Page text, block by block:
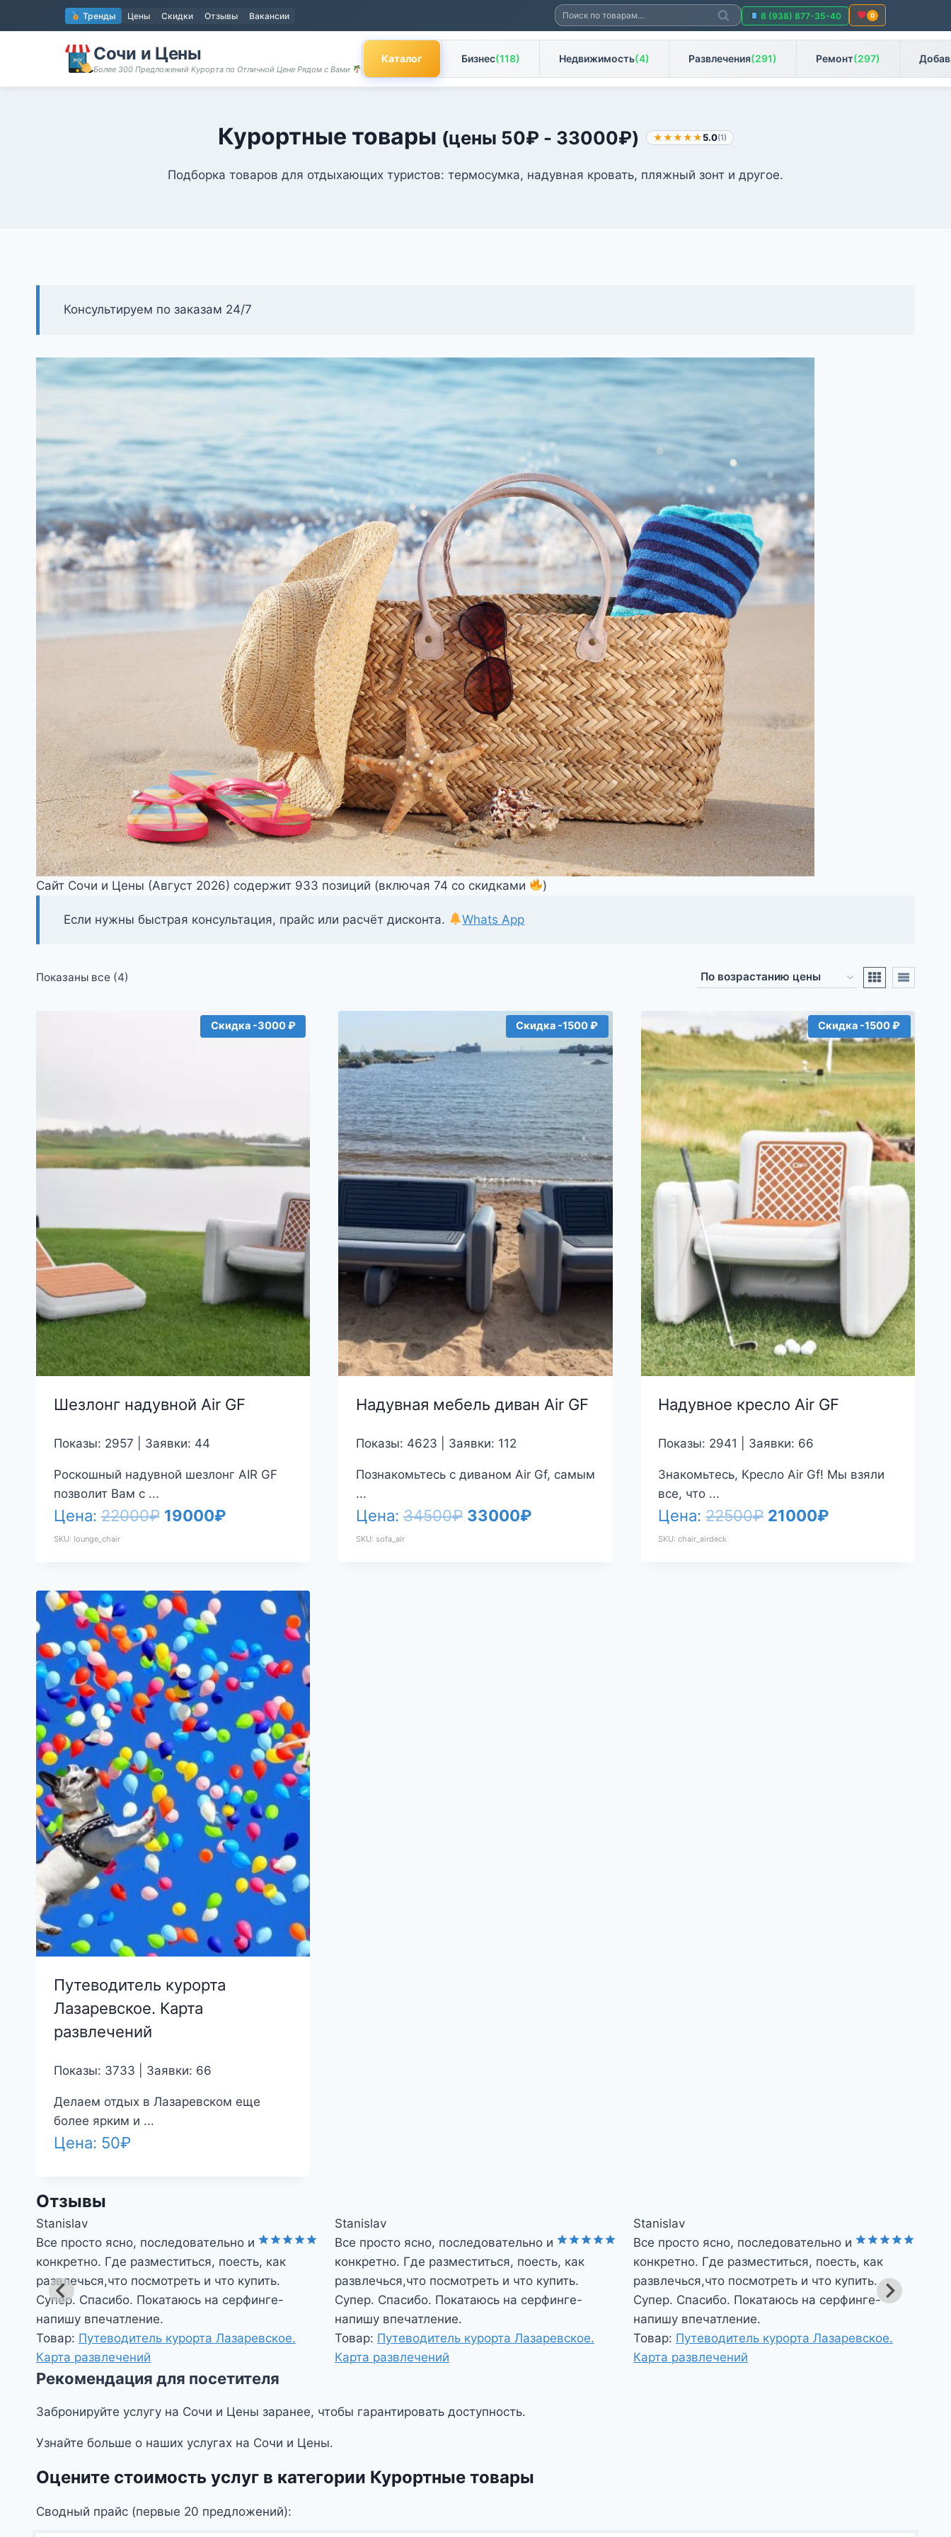
к
содержимому
Тренды Цены Скидки Отзывы Вакансии Искать:
Поиск
8 (938) 877-35-40 0
Сочи и Цены
Более 300 Предложений Курорта по Отличной Цене Рядом с Вами
Каталог Бизнес(118) Недвижимость(4) Развлечения(291) Ремонт(297)
Курортные товары (цены 50₽ - 33000₽) ★★★★★5.0(1)
Подборка товаров для отдыхающих туристов: термосумка, надувная кровать, пляжный зонт и другое.
Консультируем по заказам 24/7
Сайт Сочи и Цены (Август 2026) содержит 933 позиций (включая 74 со скидками )
Если нужны быстрая консультация, прайс или расчёт дисконта. Whats App
Показаны все (4)
Скидка -3000 ₽
Шезлонг надувной Air GF
Показы: 2957 | Заявки: 44
Роскошный надувной шезлонг AIR GF
позволит Вам с ...
Цена:22000₽ Первоначальная
22000₽.
19000₽Текущая
SKU: lounge_chair
Скидка -1500 ₽
Надувная мебель диван Air GF
Показы: 4623 | Заявки: 112
Познакомьтесь с диваном Air Gf, самым
...
Цена: 34500₽ Первоначальная
33000₽Текущая
SKU: sofa_air
Скидка -1500 ₽
Надувное кресло Air GF
Показы: 2941 | Заявки: 66
Знакомьтесь, Кресло Air Gf! Мы взяли
все, что ...
Цена:22500₽ Первоначальная
21000₽Текущая
SKU: chair_airdeck
Путеводитель курорта
Лазаревское. Карта
развлечений
Показы: 3733 | Заявки: 66
Делаем отдых в Лазаревском еще
более ярким и ...
Цена: 50₽
Отзывы
Stanislav
Оценка
из 5
Все просто ясно, последовательно и
конкретно. Где разместиться, поесть, как
развлечься,что посмотреть и что купить.
Супер. Спасибо. Покатаюсь на серфинге-
напишу впечатление.
Товар: Путеводитель курорта Лазаревское.
Карта развлечений
Stanislav
Оценка
из 5
Все просто ясно, последовательно и
конкретно. Где разместиться, поесть, как
развлечься,что посмотреть и что купить.
Супер. Спасибо. Покатаюсь на серфинге-
напишу впечатление.
Товар: Путеводитель курорта Лазаревское.
Карта развлечений
Stanislav
Оценка
из 5
Все просто ясно, последовательно и
конкретно. Где разместиться, поесть, как
развлечься,что посмотреть и что купить.
Супер. Спасибо. Покатаюсь на серфинге-
напишу впечатление.
Товар: Путеводитель курорта Лазаревское.
Карта развлечений
Рекомендация для посетителя
Забронируйте услугу на Сочи и Цены заранее, чтобы гарантировать доступность.
Узнайте больше о наших услугах на Сочи и Цены.
Оцените стоимость услуг в категории Курортные товары
Сводный прайс (первые 20 предложений):